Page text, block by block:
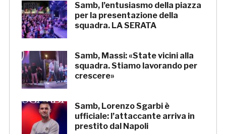
Samb, l’entusiasmo della piazza
per la presentazione della
squadra. LA SERATA
Samb, Massi: «State vicini alla
squadra. Stiamo lavorando per
crescere»
Samb, Lorenzo Sgarbi è
ufficiale: l’attaccante arriva in
prestito dal Napoli